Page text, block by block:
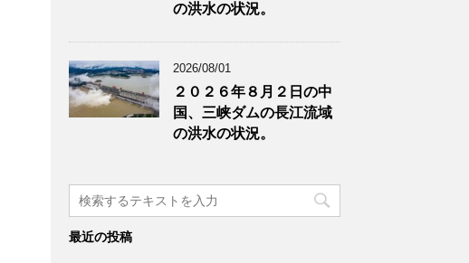
の洪水の状況。
2026/08/01
２０２６年８月２日の中
国、三峡ダムの長江流域
の洪水の状況。
最近の投稿